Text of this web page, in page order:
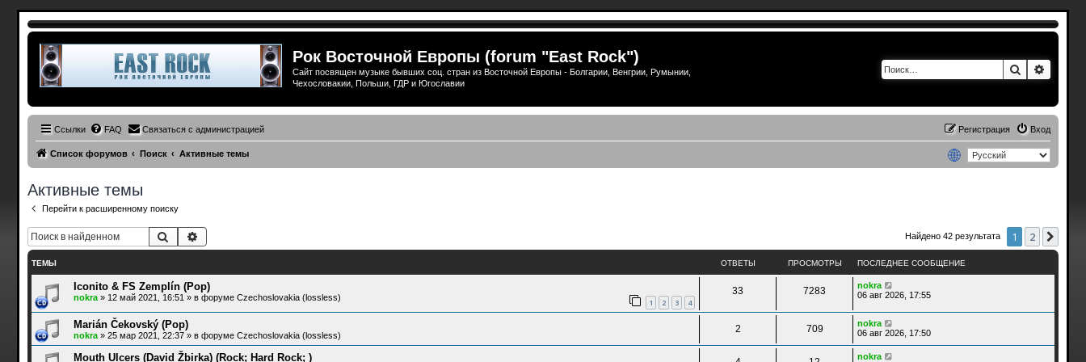
Рок Восточной Европы (forum "East Rock")
Сайт посвящен музыке бывших соц. стран из Восточной Европы - Болгарии, Венгрии, Румынии,
Чехословакии, Польши, ГДР и Югославии
Поиск
Ссылки FAQ Связаться с администрацией Вход
Регистрация
Список форумов Поиск Активные темы
Активные темы
Перейти к расширенному поиску
Поиск Найдено 42 результата 1 2
ТЕМЫ ОТВЕТЫ ПРОСМОТРЫ ПОСЛЕДНЕЕ СООБЩЕНИЕ
Iconito & FS Zemplín (Pop)
nokra» 12 май 2021, 16:51 » в форуме Czechoslovakia (lossless) 1 2 3 4
33 7283
nokra
06 авг 2026, 17:55
Marián Čekovský (Pop)
nokra» 25 мар 2021, 22:37» в форуме Czechoslovakia (lossless)
2 709
nokra
06 авг 2026, 17:50
Mouth Ulcers (David Žbirka) (Rock; Hard Rock; )
nokra